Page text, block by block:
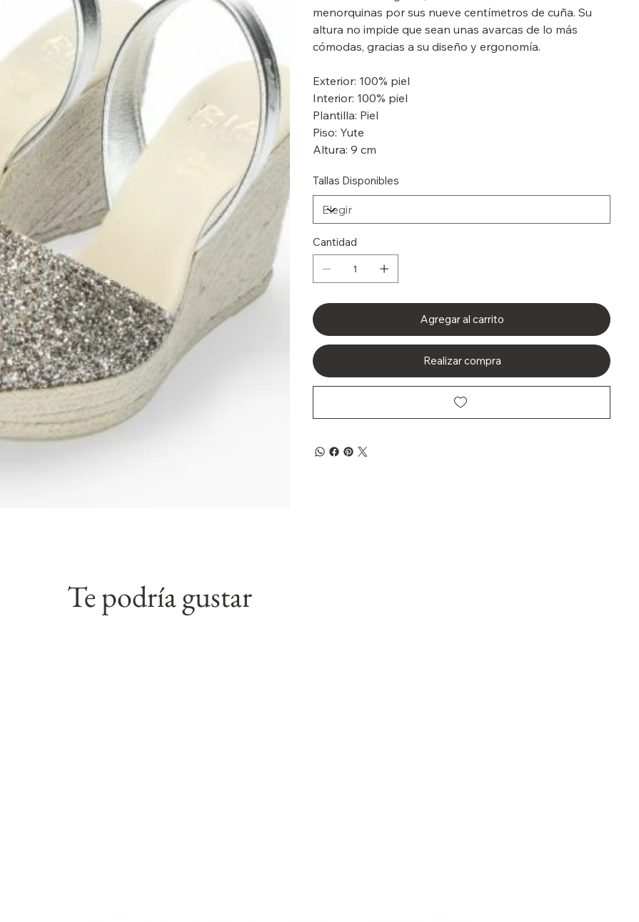
menorquinas por sus nueve centímetros de cuña. Su
altura no impide que sean unas avarcas de lo más
cómodas, gracias a su diseño y ergonomía.
Exterior: 100% piel
Interior: 100% piel
Plantilla: Piel
Piso: Yute
Altura: 9 cm
Tallas Disponibles
Cantidad
Agregar al carrito
Realizar compra
Te podría gustar